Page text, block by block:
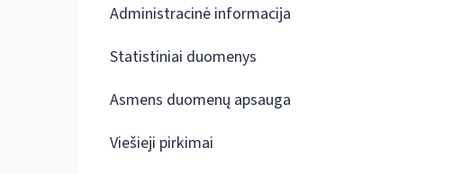
Administracinė informacija
Statistiniai duomenys
Asmens duomenų apsauga
Viešieji pirkimai